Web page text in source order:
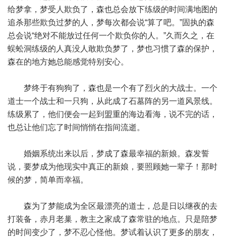
给梦拿，梦受人欺负了，森也总会放下练级的时间满地图的
追杀那些欺负过梦的人，梦每次都会说“算了吧。”固执的森
总会说“绝对不能放过任何一个欺负你的人。”久而久之，在
蜈蚣洞练级的人真没人敢欺负梦了，梦也习惯了森的保护，
森在的地方她总能感觉特别安心。
梦终于有狗狗了，森也是一个有了烈火的大战士。一个
道士一个战士和一只狗，从此成了石墓阵的另一道风景线。
练级累了，他们便会一起到盟重的海边看海，说不完的话，
也总让他们忘了时间悄悄在指间流逝。
婚姻系统出来以后，梦成了森最幸福的新娘。森发誓
说，要梦成为他现实中真正的新娘，要照顾她一辈子！那时
候的梦，简单而幸福。
森为了梦能成为全区最漂亮的道士，总是日以继夜的去
打装备，赤月老巢，教主之家成了森常驻的地点。只是陪梦
的时间变少了，梦不忍心怪他。梦试着认识了更多的朋友，